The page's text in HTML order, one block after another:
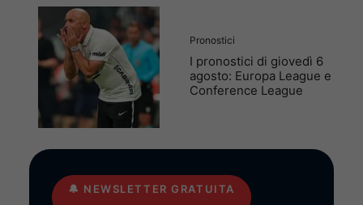
Pronostici
I pronostici di giovedì 6
agosto: Europa League e
Conference League
🔔 NEWSLETTER GRATUITA